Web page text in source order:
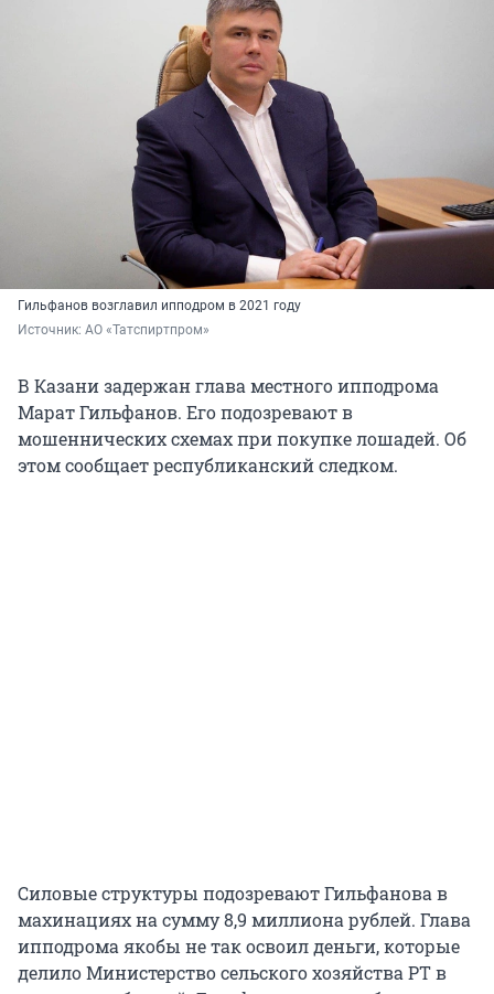
Гильфанов возглавил ипподром в 2021 году
Источник: АО «Татспиртпром»
В Казани задержан глава местного ипподрома
Марат Гильфанов. Его подозревают в
мошеннических схемах при покупке лошадей. Об
этом сообщает республиканский следком.
Силовые структуры подозревают Гильфанова в
махинациях на сумму 8,9 миллиона рублей. Глава
ипподрома якобы не так освоил деньги, которые
делило Министерство сельского хозяйства РТ в